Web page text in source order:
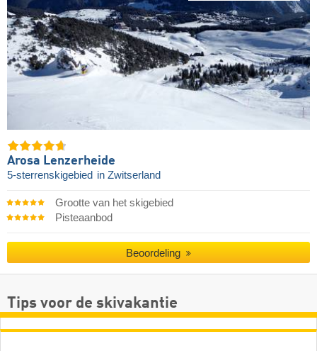
Arosa Lenzerheide
5-sterrenskigebied in Zwitserland
Grootte van het skigebied
Pisteaanbod
Beoordeling
Tips voor de skivakantie